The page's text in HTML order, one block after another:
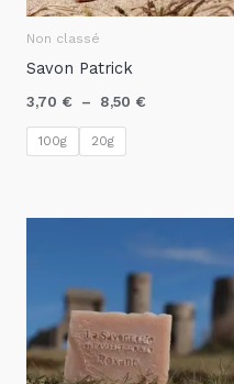
Non classé
Savon Patrick
3,70 € – 8,50 €
100g 20g